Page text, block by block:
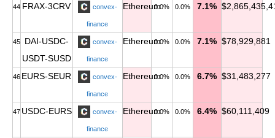
44 FRAX-3CRV convex-
finance
Ethereum0.0% 0.0% 7.1%
45
DAI-USDC-
USDT-SUSD
convex-
finance
Ethereum0.0% 0.0% 7.1% $78,929,881
46 EURS-SEUR convex-
finance
Ethereum0.0% 0.0% 6.7% $31,483,277
47 USDC-EURS convex-
finance
Ethereum0.0% 0.0% 6.4% $60,111,409